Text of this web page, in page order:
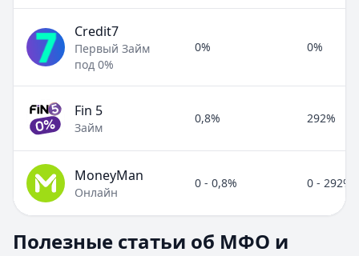
Credit7
Первый Займ
под 0%
0% 0%
Fin 5
Займ
0,8% 292%
MoneyMan
Онлайн
0 - 0,8% 0 - 292%
Раздел:МФО и микрозаймы. Всего статей: 8.
Полезные статьи об МФО и